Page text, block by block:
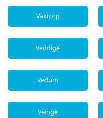
Våxtorp
Veddige
Vedum
Veinge